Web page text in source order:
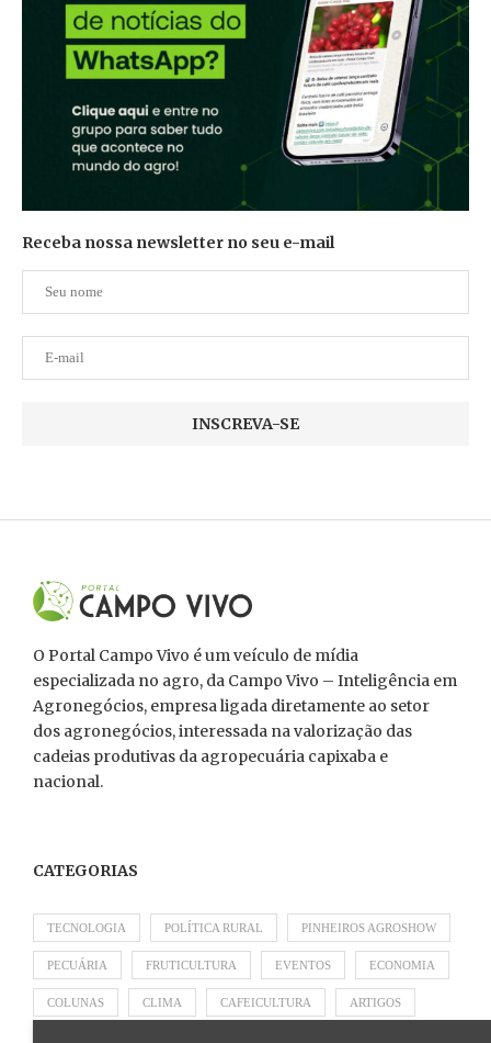
Receba nossa newsletter no seu e-mail
O Portal Campo Vivo é um veículo de mídia
especializada no agro, da Campo Vivo – Inteligência em
Agronegócios, empresa ligada diretamente ao setor
dos agronegócios, interessada na valorização das
cadeias produtivas da agropecuária capixaba e
nacional.
CATEGORIAS
TECNOLOGIA POLÍTICA RURAL PINHEIROS AGROSHOW
PECUÁRIA FRUTICULTURA EVENTOS ECONOMIA
COLUNAS CLIMA CAFEICULTURA ARTIGOS